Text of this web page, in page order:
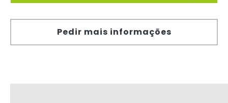
Pedir mais informações